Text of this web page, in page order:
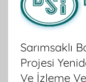
Sarımsaklı
Projesi
Ve İzleme